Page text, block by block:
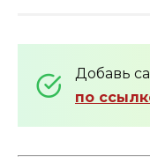
Добавь
по